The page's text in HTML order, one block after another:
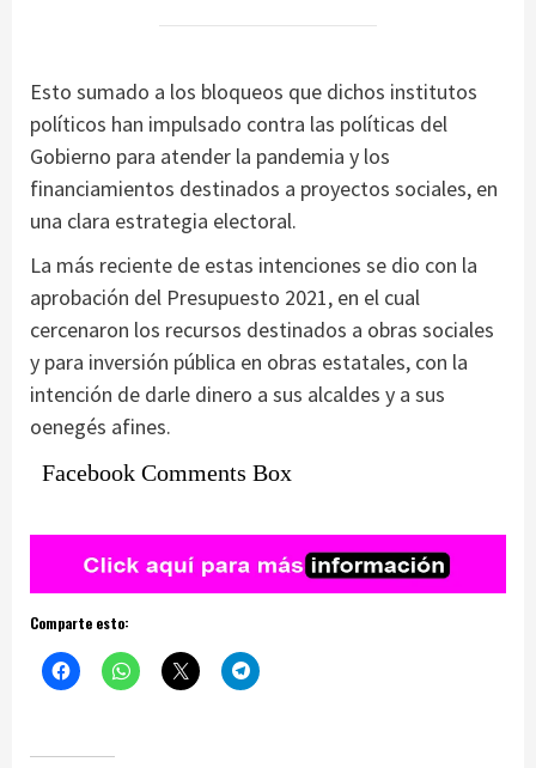
Esto sumado a los bloqueos que dichos institutos
políticos han impulsado contra las políticas del
Gobierno para atender la pandemia y los
financiamientos destinados a proyectos sociales, en
una clara estrategia electoral.
La más reciente de estas intenciones se dio con la
aprobación del Presupuesto 2021, en el cual
cercenaron los recursos destinados a obras sociales
y para inversión pública en obras estatales, con la
intención de darle dinero a sus alcaldes y a sus
oenegés afines.
Facebook Comments Box
Comparte esto: